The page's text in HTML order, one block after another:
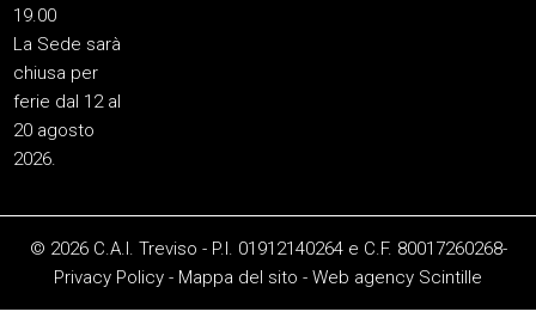
19.00
La Sede sarà
chiusa per
ferie dal 12 al
20 agosto
2026.
© 2026 C.A.I. Treviso - P.I. 01912140264 e C.F. 80017260268-
Privacy Policy - Mappa del sito - Web agency Scintille